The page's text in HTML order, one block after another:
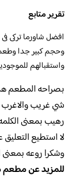
تقرير متابع
وحجم كبير جدا
واستقبالهم
بصراحه المطعم
شي غريب والاغرب
رهيب بمعنى
لا استطيع
وشكرا روعه بمعنى
للمزيد عن مطعم